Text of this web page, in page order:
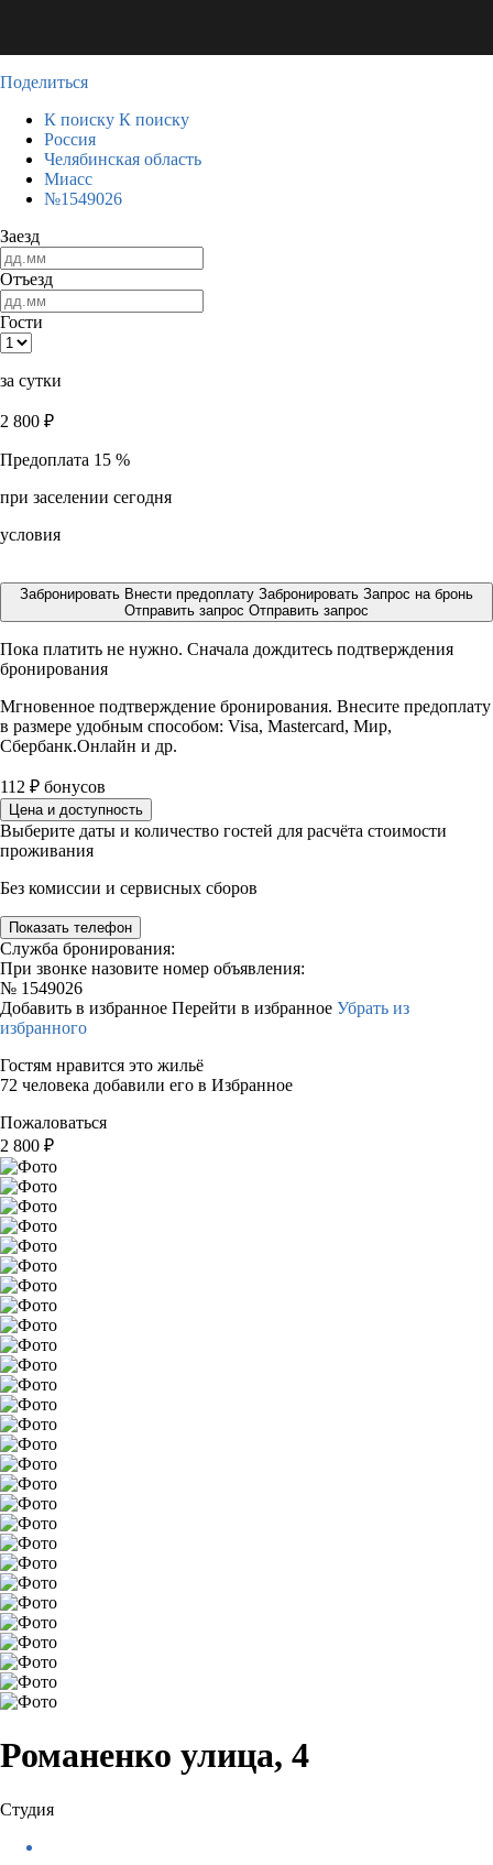
Поделиться
К поиску К поиску
Россия
Челябинская область
Миасс
№1549026
Заезд
Отъезд
Гости
за сутки
2 800 ₽
Предоплата 15 %
при заселении сегодня
условия
Забронировать Внести предоплату Забронировать Запрос на бронь
Отправить запрос Отправить запрос
Пока платить не нужно. Сначала дождитесь подтверждения
бронирования
Мгновенное подтверждение бронирования. Внесите предоплату
в размере удобным способом: Visa, Mastercard, Мир,
Сбербанк.Онлайн и др.
112 ₽ бонусов
Цена и доступность
Выберите даты и количество гостей для расчёта стоимости
проживания
Без комиссии и сервисных сборов
Показать телефон
Служба бронирования:
При звонке назовите номер объявления:
№ 1549026
Добавить в избранное Перейти в избранное Убрать из
избранного
Гостям нравится это жильё
72 человека добавили его в Избранное
Пожаловаться
2 800 ₽
Романенко улица, 4
Студия